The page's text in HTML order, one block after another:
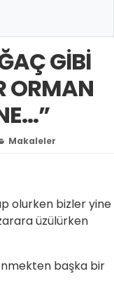
GİBİ
ORMAN
Makaleler
olurken bizler yine
üzülürken
başka bir